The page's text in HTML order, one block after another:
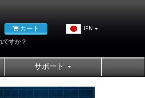
すか？
カート JPN
サポート